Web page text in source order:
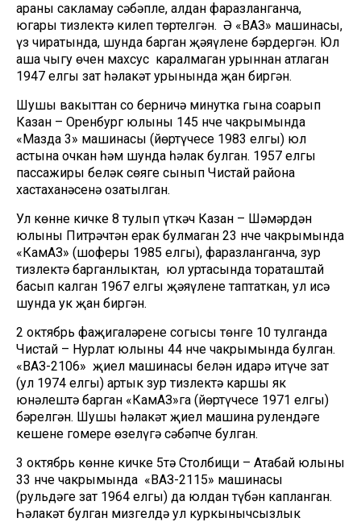
араны сакламау сәбәпле, алдан фаразланганча,
югары тизлектә килеп төртелгән. Ә «ВАЗ» машинасы,
үз чиратында, шунда барган җәяүлене бәрдергән. Юл
аша чыгу өчен махсус каралмаган урыннан атлаган
1947 елгы зат һәлакәт урынында җан биргән.
Шушы вакыттан соң берничә минутка гына соңарып
Казан – Оренбург юлының 145 нче чакрымында
«Мазда 3» машинасы (йөртүчесе 1983 елгы) юл
астына очкан һәм шунда һәлак булган. 1957 елгы
пассажиры беләк сөяге сынып Чистай района
хастаханәсенә озатылган.
Ул көнне кичке 8 тулып үткәч Казан – Шәмәрдән
юлының Питрәчтән ерак булмаган 23 нче чакрымында
«КамАЗ» (шоферы 1985 елгы), фаразланганча, зур
тизлектә барганлыктан, юл уртасында тораташтай
басып калган 1967 елгы җәяүлене таптаткан, ул исә
шунда ук җан биргән.
2 октябрь фаҗигаләренең соңгысы төнге 10 тулганда
Чистай – Нурлат юлының 44 нче чакрымында булган.
«ВАЗ-2106» җиңел машинасы белән идарә итүче зат
(ул 1974 елгы) артык зур тизлектә каршы як
юнәлештә барган «КамАЗ»га (йөртүчесе 1971 елгы)
бәрелгән. Шушы һәлакәт җиңел машина рулендәге
кешенең гомере өзелүгә сәбәпче булган.
3 октябрь көнне кичке 5тә Столбищи – Атабай юлының
33 нче чакрымында «ВАЗ-2115» машинасы
(рульдәге зат 1964 елгы) да юлдан түбән капланган.
Һәлакәт булган мизгелдә ул куркынычсызлык